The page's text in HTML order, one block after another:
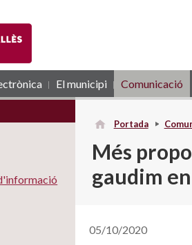
El municipi Comunicació
Portada
Més
gaudim
05/10/2020